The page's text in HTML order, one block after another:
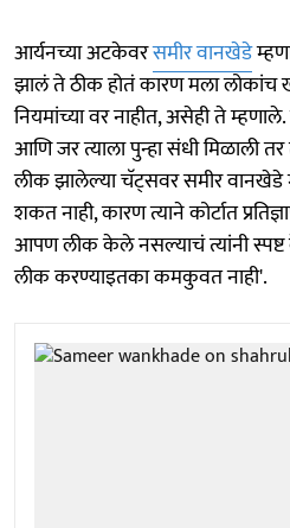
आर्यनच्या अटकेवरसमीर वानखेडे
झालं ते ठीक होतं कारण मला लोकांच
नियमांच्या वर नाहीत, असेही ते म्हणाले.
आणि जर त्याला पुन्हा संधी मिळाली
लीक झालेल्या चॅट्सवर समीर वानखेडे
शकत नाही, कारण त्याने कोर्टात
आपण लीक केले नसल्याचं त्यांनी
लीक करण्याइतका कमकुवत नाही'.